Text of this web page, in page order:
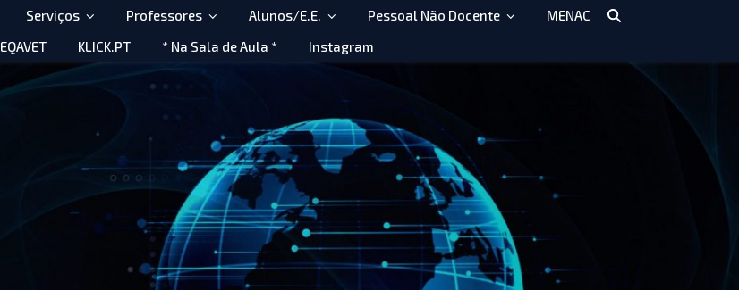
Serviços Professores Alunos/E.E. Pessoal Não Docente
MENAC
EQAVET KLICK.PT * Na Sala de Aula * Instagram